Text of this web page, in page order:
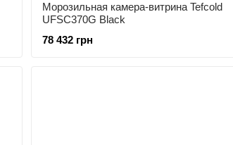
Морозильная камера-витрина Tefcold
UFSC370G Black
78 432 грн